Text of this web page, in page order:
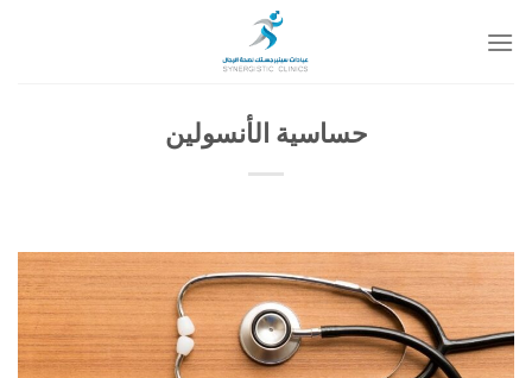
للمحتوى
حساسية الأنسولين